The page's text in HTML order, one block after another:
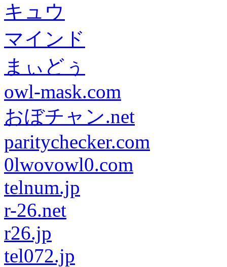
キュウ
マインド
まぃどぅ
owl-mask.com
おぼチャン.net
paritychecker.com
0lwovowl0.com
telnum.jp
r-26.net
r26.jp
tel072.jp